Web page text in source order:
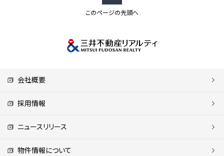
このページの先頭へ
会社概要
採用情報
ニュースリリース
物件情報について